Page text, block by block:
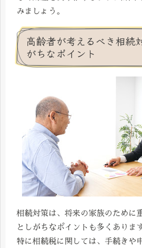
みましょう。
高齢者が考えるべき相続
がちなポイント
相続対策は、将来の家族のために
としがちなポイントも多くありま
特に相続税に関しては、手続きや